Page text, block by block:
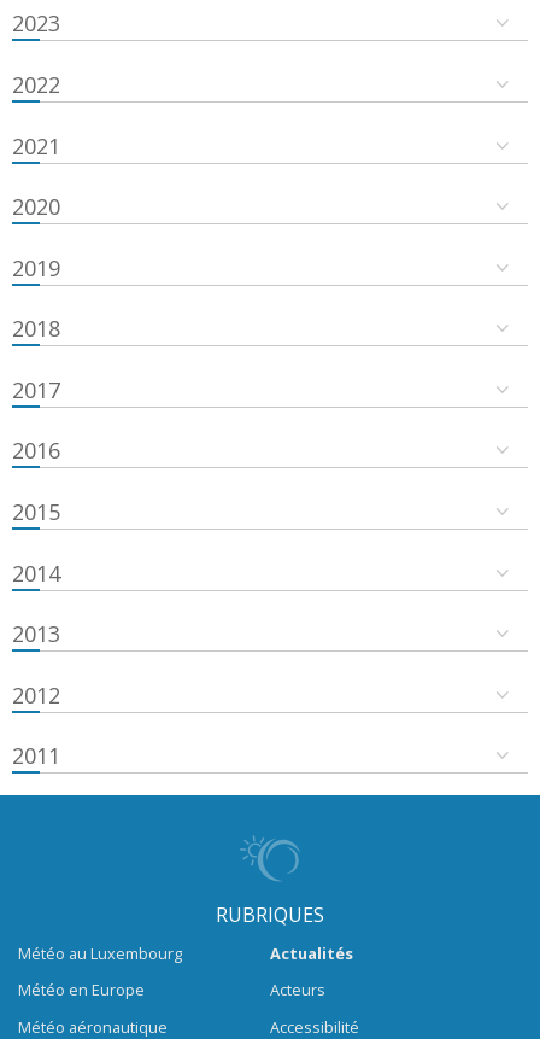
2023
2022
2021
2020
2019
2018
2017
2016
2015
2014
2013
2012
2011
RUBRIQUES
Météo au Luxembourg
Météo en Europe
Météo aéronautique
Actualités
Acteurs
Accessibilité